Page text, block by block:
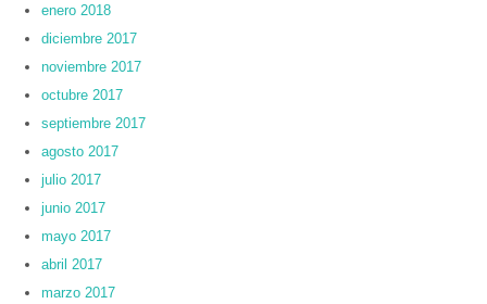
enero 2018
diciembre 2017
noviembre 2017
octubre 2017
septiembre 2017
agosto 2017
julio 2017
junio 2017
mayo 2017
abril 2017
marzo 2017